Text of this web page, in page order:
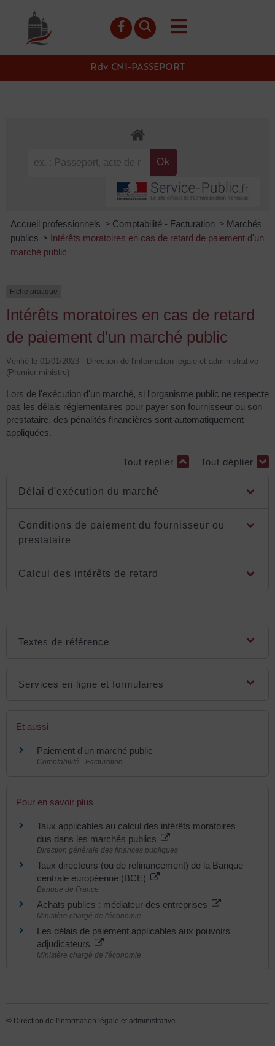
principal
Rdv CNI-PASSEPORT
Accueil professionnels > Comptabilité - Facturation > Marchés
publics
> Intérêts moratoires en cas de retard de paiement d'un
marché public
Fiche pratique
Intérêts moratoires en cas de retard
de paiement d'un marché public
Vérifié le 01/01/2023 - Direction de l'information légale et administrative
(Premier ministre)
Lors de l'exécution d'un marché, si l'organisme public ne respecte
pas les délais réglementaires pour payer son fournisseur ou son
prestataire, des pénalités financières sont automatiquement
appliquées.
Tout replier Tout déplier
Délai d'exécution du marché
Conditions de paiement du fournisseur ou
prestataire
Calcul des intérêts de retard
Textes de référence
Services en ligne et formulaires
Et aussi
Paiement d'un marché public
Comptabilité - Facturation
Pour en savoir plus
Taux applicables au calcul des intérêts moratoires
dus dans les marchés publics
Direction générale des finances publiques
Taux directeurs (ou de refinancement) de la Banque
centrale européenne (BCE)
Banque de France
Achats publics : médiateur des entreprises
Ministère chargé de l'économie
Les délais de paiement applicables aux pouvoirs
adjudicateurs
Ministère chargé de l'économie
© Direction de l'information légale et administrative